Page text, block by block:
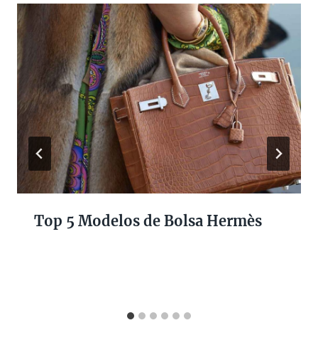
Top 5 Modelos de Bolsa Hermès